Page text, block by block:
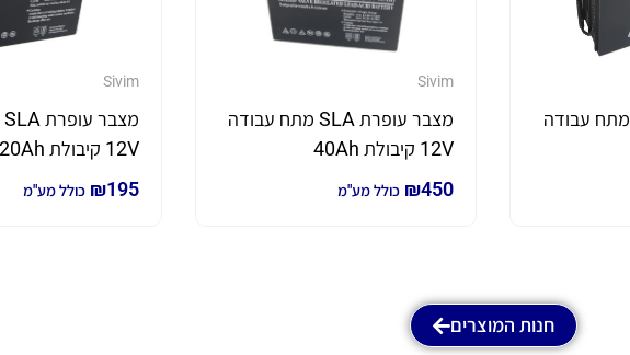
מצבר עופרת SLA מתח עבודה
Sivim
מצבר עופרת SLA מתח עבודה
12V קיבולת 40Ah
₪450 כולל מע"מ
Sivim
12V קיבולת 20Ah
₪195 כולל מע"מ
חנות המוצרים